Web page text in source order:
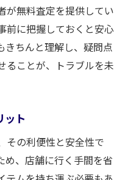
が無料査定を提供してい
前に把握しておくと安心
きちんと理解し、疑問点
ることが、トラブルを未
ット
その利便性と安全性で
め、店舗に行く手間を省